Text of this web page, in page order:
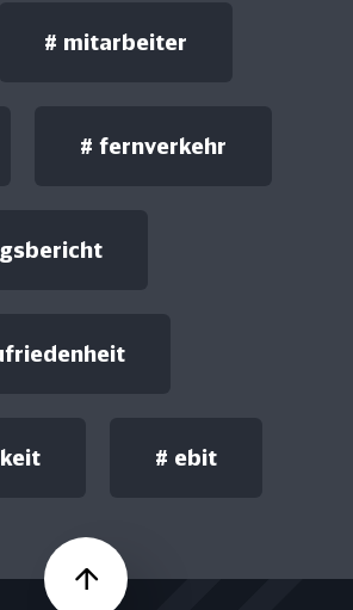
# mitarbeiter
# fernverkehr
# ebit
Nach oben